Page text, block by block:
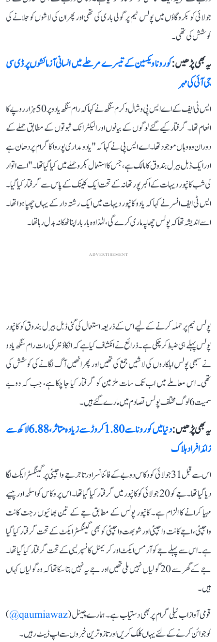
جولائی کو بکرو گاؤں میں پولس ٹیم پر گولی باری کی تھی اور پھر ان کی لاشوں کو جلانے کی
کوشش کی تھی۔
یہ بھی پڑھیں :کورونا ویکسین کے تیسرے مرحلے میں انسانی آزمائشوں پر ڈی سی
جی آئی کی مہر
ایس ٹی ایف کے اے ایس پی وشال وکرم سنگھ نے کہا کہ رام سنگھ یادو پر 50 ہزار روپے کا
انعام تھا۔ گرفتار کیے گئے لوگوں کے بیانوں اور الیکٹرانک ثبوتوں کے مطابق حملے کے
دوران وہ وہاں موجود تھا۔ اے ایس پی نے کہا کہ "یادو مداری پوروا کا گرام پردھان ہے
اور ایک ڈبل بیرل بندوق کا مالک ہے، جس کا استعمال بکرو حملے میں کیا گیا تھا۔" اسے اتوار
کی شب کانپور دیہات کے اکبر پور تھانہ کے تحت ایک کلینک کے پاس سے گرفتارکیا گیا۔
ایس ٹی ایف افسر نے کہا کہ یادو کانپور دیہات میں ایک رشتہ دار کے یہاں چھپا ہوا تھا۔
اسے اندیشہ تھا کہ پولس چھاپہ ماری کرے گی، لہٰذا وہ بار بار اپنا ٹھکانہ بدل رہا تھا۔
ADVERTISEMENT
پولس ٹیم پر حملہ کرنے کے لیے اس کے ذریعہ استعمال کی گئی ڈبل بیرل بندوق کو کانپور
پولس پہلے ہی ضبط کر چکی ہے۔ ذرائع نے انکشاف کیا ہے کہ انکاؤنٹر کی رات رام سنگھ یادو
نے سبھی پولس اہلکاروں کی لاشیں جمع کی تھیں اور پھر انھیں آگ لگانے کی کوشش کی
تھی۔ اس معاملے میں اب تک سات ملزمین کو گرفتار کیا جا چکا ہے، جب کہ دوبے
سمیت 6 لوگ مختلف پولس تصادم میں مارے گئے ہیں۔
یہ بھی پڑھیں :
دنیا میں کورونا سے 1.80 کروڑ سے زیادہ متاثر، 6.88 لاکھ سے
زائد افراد ہلاک
اس سے قبل 31 جولائی کو وکاس دوبے کے فائنانسر اور تاجر جے واجپئی پر گینگسٹر ایکٹ لگا
دیا گیا تھا۔ جے کو 20 جولائی کو کانپور میں گرفتار کیا گیا تھا۔ اس پر وکاس کو اسلحہ اور پیسے
مہیا کرانے کا الزام ہے۔ کانپور پولس کے مطابق جے کے تین بھائیوں رجت کانت
واجپئی، اجے کانت واجپئی اور شوبھت واجپئی کو بھی گینگسٹر ایکٹ کے تحت گرفتار کیا گیا
ہے۔ اس سے پہلے جے کو آرمس ایکٹ اور کریمنل کانسپریسی کے تحت گرفتار کیا گیا تھا۔
جے کے گھر سے 20 گولیاں نہیں ملی تھیں اور جے یہ نہیں بتا سکا تھا کہ وہ گولیاں کہاں
ہیں۔
قومی آواز اب ٹیلی گرام پر بھی دستیاب ہے۔ ہمارے چینل (qaumiawaz@
)
کو جوائن کرنے کے لئے یہاں کلک کریں اور تازہ ترین خبروں سے اپ ڈیٹ رہیں۔